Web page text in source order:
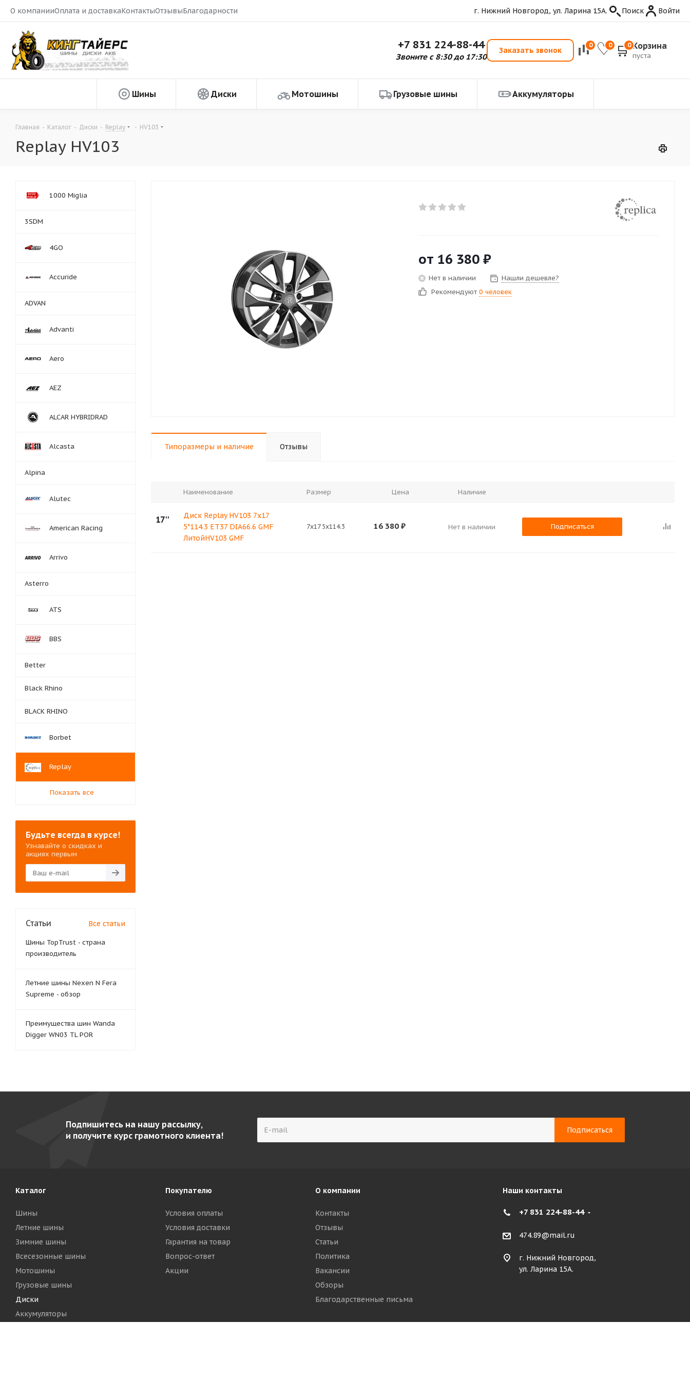
О компанииОплата и доставкаКонтактыОтзывыБлагодарности г. Нижний Новгород, ул. Ларина 15А. Поиск Войти
+7 831 224-88-44
Звоните с 8:30 до 17:30
Заказать звонок
0 0 0 Корзина
пуста
Шины Диски Мотошины Грузовые шины Аккумуляторы
Главная - Каталог - Диски - Replay - HV103
Replay HV103
от 16 380 ₽
Нет в наличии
Нашли дешевле?
Рекомендуют 0 человек
Типоразмеры и наличие Отзывы
Наименование Размер Цена Наличие
17''
Диск Replay HV103 7x17
5*114.3 ET37 DIA66.6 GMF
ЛитойHV103 GMF
7x17 5x114.3 16 380 ₽ Нет в наличии Подписаться
1000 Miglia
3SDM
4GO
Accuride
ADVAN
Advanti
Aero
AEZ
ALCAR HYBRIDRAD
Alcasta
Alpina
Alutec
American Racing
Arrivo
Asterro
ATS
BBS
Better
Black Rhino
BLACK RHINO
Borbet
Replay
Показать все
Будьте всегда в курсе!
Узнавайте о скидках и
акциях первым
Статьи Все статьи
Шины TopTrust - страна
производитель
Летние шины Nexen N Fera
Supreme - обзор
Преимущества шин Wanda
Digger WN03 TL POR
Подпишитесь на нашу рассылку,
и получите курс грамотного клиента!
Каталог
Шины
Летние шины
Зимние шины
Всесезонные шины
Мотошины
Грузовые шины
Диски
Аккумуляторы
Покупателю
Условия оплаты
Условия доставки
Гарантия на товар
Вопрос-ответ
Акции
О компании
Контакты
Отзывы
Статьи
Политика
Вакансии
Обзоры
Благодарственные письма
Наши контакты
+7 831 224-88-44
474.89@mail.ru
г. Нижний Новгород,
ул. Ларина 15А.